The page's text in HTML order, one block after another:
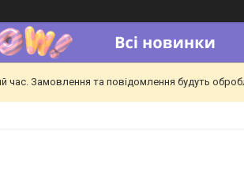
час. Замовлення та повідомлення будуть